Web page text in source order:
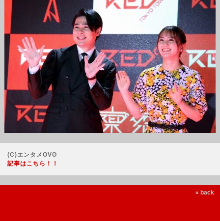
(C)エンタメOVO
記事はこちら！！
« back